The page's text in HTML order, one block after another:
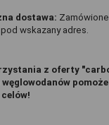
dostawa:
wskazany adres.
z oferty